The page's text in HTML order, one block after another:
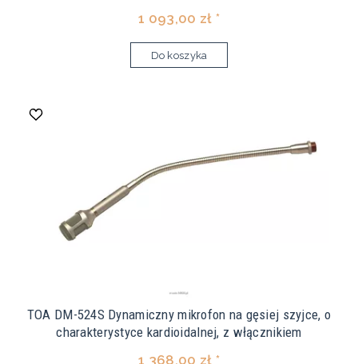
1 093,00 zł *
Do koszyka
TOA DM-524S Dynamiczny mikrofon na gęsiej szyjce, o
charakterystyce kardioidalnej, z włącznikiem
1 368,00 zł *